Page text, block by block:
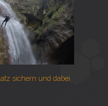
sichern und dabei